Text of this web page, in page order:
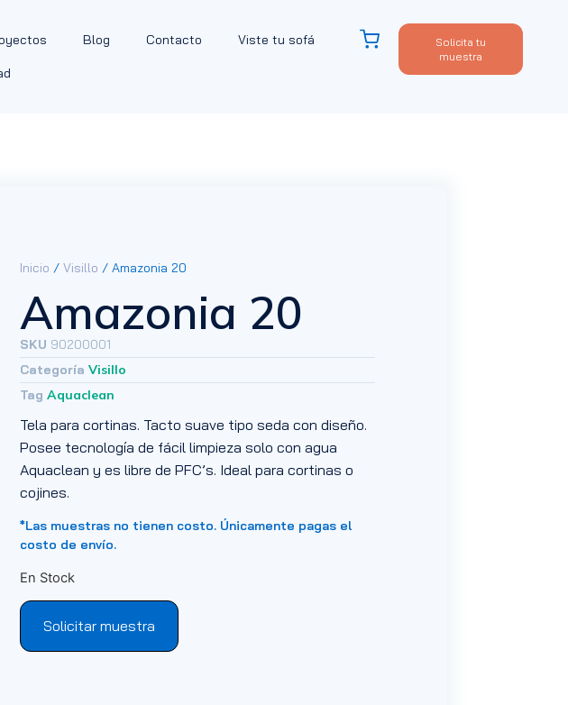
Blog Contacto Viste tu sofá
Solicita tu
muestra
Inicio / Visillo / Amazonia 20
Amazonia 20
SKU 90200001
Categoría Visillo
Tag Aquaclean
Tela para cortinas. Tacto suave tipo seda con diseño.
Posee tecnología de fácil limpieza solo con agua
Aquaclean y es libre de PFC’s. Ideal para cortinas o
cojines.
*Las muestras no tienen costo. Únicamente pagas el
costo de envío.
En Stock
Solicitar muestra